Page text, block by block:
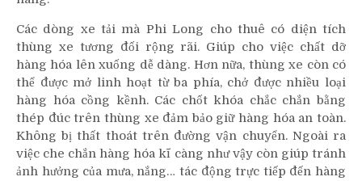
Các dòng xe tải mà Phi Long cho thuê có diện tích
thùng xe tương đối rộng rãi. Giúp cho việc chất dỡ
hàng hóa lên xuống dễ dàng. Hơn nữa, thùng xe còn có
thể được mở linh hoạt từ ba phía, chở được nhiều loại
hàng hóa cồng kềnh. Các chốt khóa chắc chắn bằng
thép đúc trên thùng xe đảm bảo giữ hàng hóa an toàn.
Không bị thất thoát trên đường vận chuyển. Ngoài ra
việc che chắn hàng hóa kĩ càng như vậy còn giúp tránh
ảnh hưởng của mưa, nắng… tác động trực tiếp đến hàng